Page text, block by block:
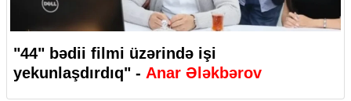
"44" bədii filmi üzərində işi
yekunlaşdırdıq" - Anar Ələkbərov